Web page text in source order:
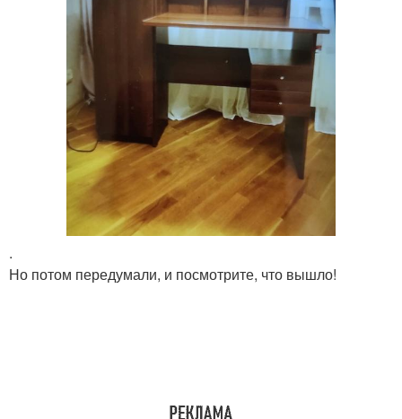
.
Но потом передумали, и посмотрите, что вышло!